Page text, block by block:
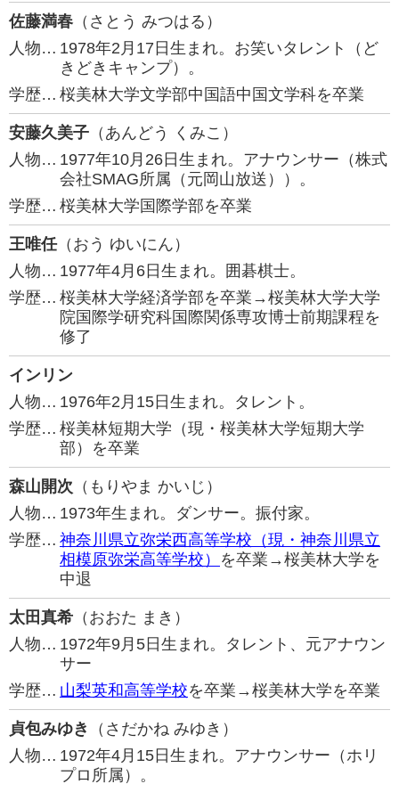
佐藤満春 （さとう みつはる）
人物… 1978年2月17日生まれ。お笑いタレント（ど
きどきキャンプ）。
学歴… 桜美林大学文学部中国語中国文学科を卒業
安藤久美子 （あんどう くみこ）
人物… 1977年10月26日生まれ。アナウンサー（株式
会社SMAG所属（元岡山放送））。
学歴… 桜美林大学国際学部を卒業
王唯任（おう ゆいにん）
人物… 1977年4月6日生まれ。囲碁棋士。
学歴… 桜美林大学経済学部を卒業→桜美林大学大学
院国際学研究科国際関係専攻博士前期課程を
修了
インリン
人物… 1976年2月15日生まれ。タレント。
学歴… 桜美林短期大学（現・桜美林大学短期大学
部）を卒業
森山開次 （もりやま かいじ）
人物… 1973年生まれ。ダンサー。振付家。
学歴… 神奈川県立弥栄西高等学校（現・神奈川県立
相模原弥栄高等学校） を卒業→桜美林大学を
中退
太田真希 （おおた まき）
人物… 1972年9月5日生まれ。タレント、元アナウン
サー
学歴… 山梨英和高等学校を卒業→桜美林大学を卒業
貞包みゆき
（さだかね みゆき）
人物… 1972年4月15日生まれ。アナウンサー（ホリ
プロ所属）。